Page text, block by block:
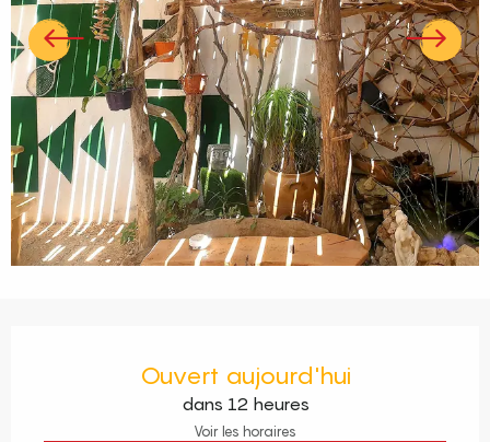
Ouvert aujourd'hui
dans 12 heures
Voir les horaires